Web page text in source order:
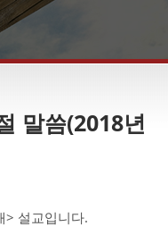
말씀(2018년
> 설교입니다.